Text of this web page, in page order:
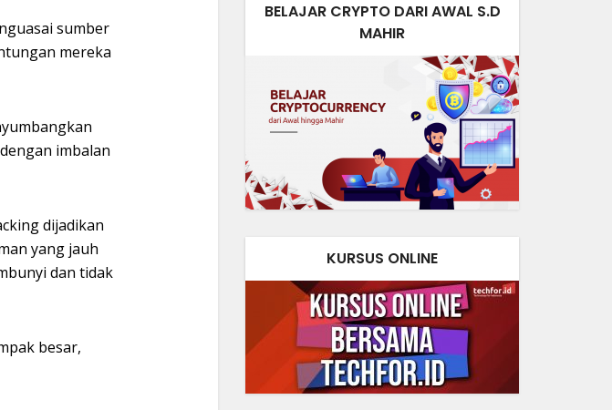
sumber
mereka
imbalan
dijadikan
yang jauh
dan tidak
besar,
BELAJAR CRYPTO DARI AWAL S.D
MAHIR
KURSUS ONLINE